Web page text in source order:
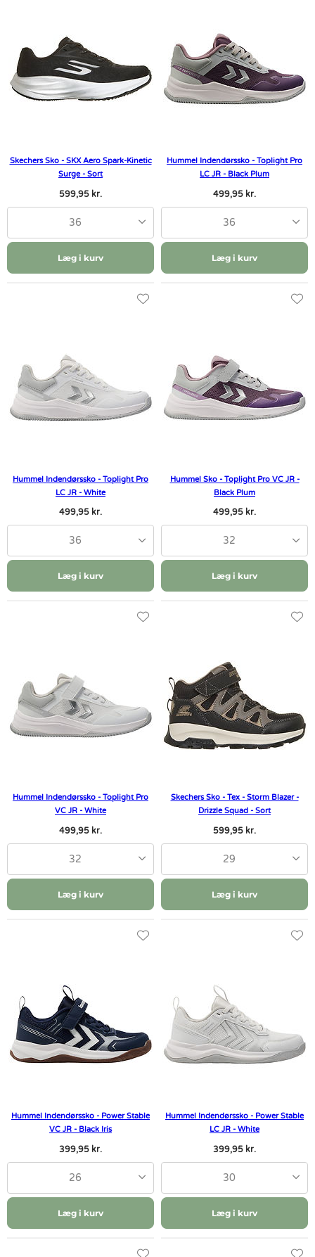
Skechers Sko - SKX Aero Spark-Kinetic
Surge - Sort
599,95 kr.
36
Læg i kurv
Hummel Indendørssko - Toplight Pro
LC JR - Black Plum
499,95 kr.
36
Læg i kurv
Hummel Indendørssko - Toplight Pro
LC JR - White
499,95 kr.
36
Læg i kurv
Hummel Sko - Toplight Pro VC JR -
Black Plum
499,95 kr.
32
Læg i kurv
Hummel Indendørssko - Toplight Pro
VC JR - White
499,95 kr.
32
Læg i kurv
Skechers Sko - Tex - Storm Blazer -
Drizzle Squad - Sort
599,95 kr.
29
Læg i kurv
Hummel Indendørssko - Power Stable
VC JR - Black Iris
399,95 kr.
26
Læg i kurv
Hummel Indendørssko - Power Stable
LC JR - White
399,95 kr.
30
Læg i kurv